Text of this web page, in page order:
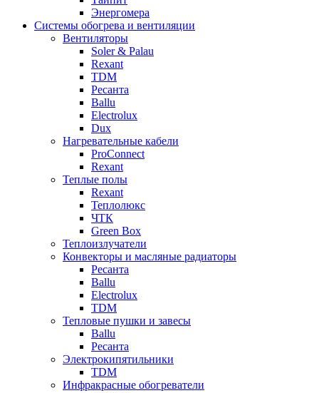
Энергомера
Системы обогрева и вентиляции
Вентиляторы
Soler & Palau
Rexant
TDM
Ресанта
Ballu
Electrolux
Dux
Нагревательные кабели
ProConnect
Rexant
Теплые полы
Rexant
Теплолюкс
ЧТК
Green Box
Теплоизлучатели
Конвекторы и масляные радиаторы
Ресанта
Ballu
Electrolux
TDM
Тепловые пушки и завесы
Ballu
Ресанта
Электрокипятильники
TDM
Инфракрасные обогреватели